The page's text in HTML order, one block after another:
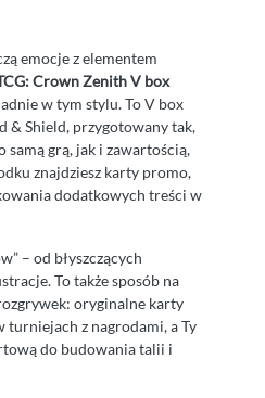
emocje z elementem
Crown Zenith V box
w tym stylu. To V box
& Shield, przygotowany tak,
samą grą, jak i zawartością,
znajdziesz karty promo,
dodatkowych treści w
– od błyszczących
To także sposób na
oryginalne karty
turniejach z nagrodami, a Ty
do budowania talii i